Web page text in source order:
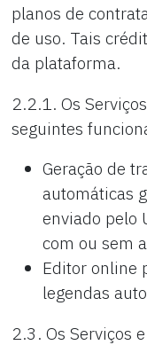
planos de
de uso. Tais
da plataforma.
2.2.1. Os
seguintes
Geração de
automáticas
enviado pelo
com ou sem
Editor online
legendas
2.3. Os Serviços